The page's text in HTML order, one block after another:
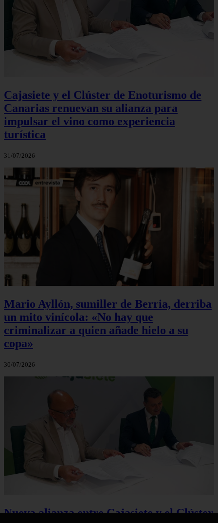
Cajasiete y el Clúster de Enoturismo de
Canarias renuevan su alianza para
impulsar el vino como experiencia
turística
31/07/2026
Mario Ayllón, sumiller de Berria, derriba
un mito vinícola: «No hay que
criminalizar a quien añade hielo a su
copa»
30/07/2026
Nueva alianza entre Cajasiete y el Clúster